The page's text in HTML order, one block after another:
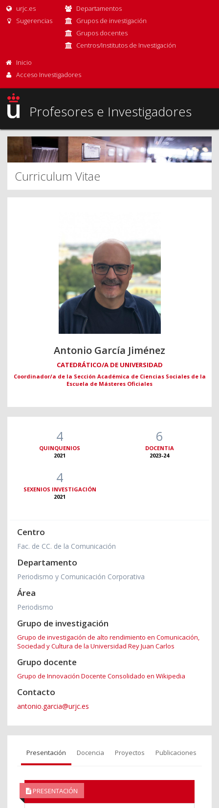
urjc.es
Sugerencias
Departamentos
Grupos de investigación
Grupos docentes
Centros/Institutos de Investigación
Inicio
Acceso Investigadores
Profesores e Investigadores
Curriculum Vitae
Antonio García Jiménez
CATEDRÁTICO/A DE UNIVERSIDAD
Coordinador/a de la Sección Académica de Ciencias Sociales de la
Escuela de Másteres Oficiales
4
QUINQUENIOS
2021
6
DOCENTIA
2023-24
4
SEXENIOS INVESTIGACIÓN
2021
Centro
Fac. de CC. de la Comunicación
Departamento
Periodismo y Comunicación Corporativa
Área
Periodismo
Grupo de investigación
Grupo de investigación de alto rendimiento en Comunicación,
Sociedad y Cultura de la Universidad Rey Juan Carlos
Grupo docente
Grupo de Innovación Docente Consolidado en Wikipedia
Contacto
antonio.garcia@urjc.es
Presentación Docencia Proyectos Publicaciones
PRESENTACIÓN